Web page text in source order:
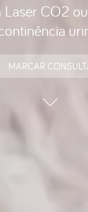
CO2
MARCAR